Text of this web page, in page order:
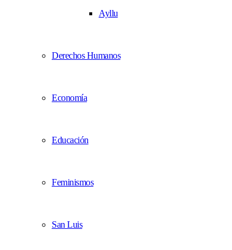
Ayllu
Derechos Humanos
Economía
Educación
Feminismos
San Luis